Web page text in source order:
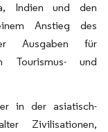
Indien und den
Anstieg des
Ausgaben für
Tourismus- und
in der asiatisch-
Zivilisationen,